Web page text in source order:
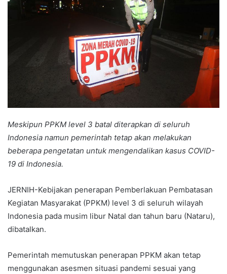
Meskipun PPKM level 3 batal diterapkan di seluruh
Indonesia namun pemerintah tetap akan melakukan
beberapa pengetatan untuk mengendalikan kasus COVID-
19 di Indonesia.
JERNIH-Kebijakan penerapan Pemberlakuan Pembatasan
Kegiatan Masyarakat (PPKM) level 3 di seluruh wilayah
Indonesia pada musim libur Natal dan tahun baru (Nataru),
dibatalkan.
Pemerintah memutuskan penerapan PPKM akan tetap
menggunakan asesmen situasi pandemi sesuai yang